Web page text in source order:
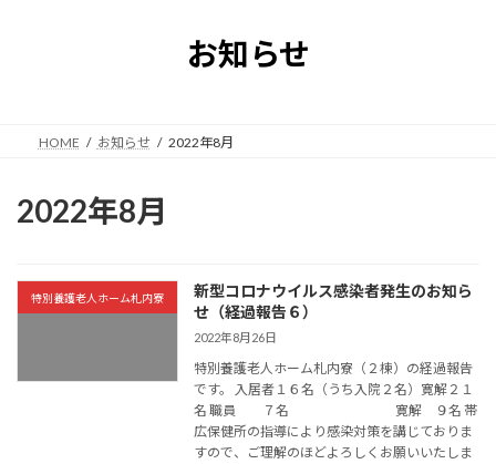
お知らせ
HOME お知らせ 2022年8月
2022年8月
特別養護老人ホーム札内寮
新型コロナウイルス感染者発生のお知ら
せ（経過報告６）
2022年8月26日
特別養護老人ホーム札内寮（２棟）の経過報告
です。 入居者１６名（うち入院２名）寛解２１
名 職員 ７名 寛解 ９名 帯
広保健所の指導により感染対策を講じておりま
すので、ご理解のほどよろしくお願いいたしま